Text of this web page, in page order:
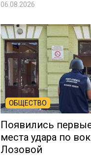
06.08.2026
ОБЩЕСТВО
Появились
места удара по
Лозовой